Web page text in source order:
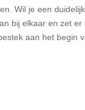
Wil je een
bij elkaar en zet
aan het begin